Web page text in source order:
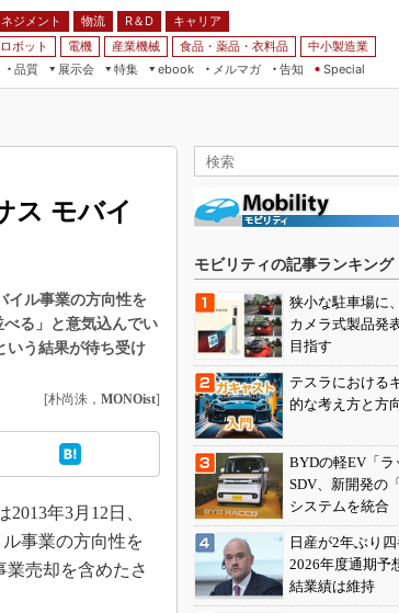
ジメント 物流 R＆D
キャリア
ロボット 電機 産業機械 食品・薬品・衣料品
中小製造業
品質
展示会
特集
ebook
メルマガ
告知 Special
ス モバイ
イル事業の方向性を
べる」と意気込んでい
いう結果が待ち受け
[朴尚洙， MONOist]
年3月12日、
事業の方向性を
業売却を含めたさ
モビリティの記事ランキング
狭小な駐車場に
カメラ式製品発
目指す
テスラにおける
的な考え方と方
BYDの軽EV「
SDV、新開発の
システムを統合
日産が2年ぶり四
2026年度通期予
結業績は維持